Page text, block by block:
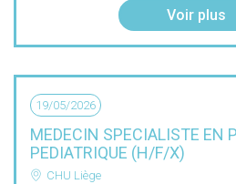
Voir plus
19/05/2026
MEDECIN SPECIALISTE EN
PEDIATRIQUE (H/F/X)
CHU Liège